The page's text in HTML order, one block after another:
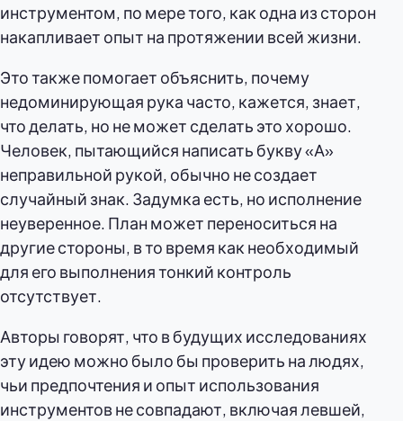
инструментом, по мере того, как одна из сторон
накапливает опыт на протяжении всей жизни.
Это также помогает объяснить, почему
недоминирующая рука часто, кажется, знает,
что делать, но не может сделать это хорошо.
Человек, пытающийся написать букву «А»
неправильной рукой, обычно не создает
случайный знак. Задумка есть, но исполнение
неуверенное. План может переноситься на
другие стороны, в то время как необходимый
для его выполнения тонкий контроль
отсутствует.
Авторы говорят, что в будущих исследованиях
эту идею можно было бы проверить на людях,
чьи предпочтения и опыт использования
инструментов не совпадают, включая левшей,